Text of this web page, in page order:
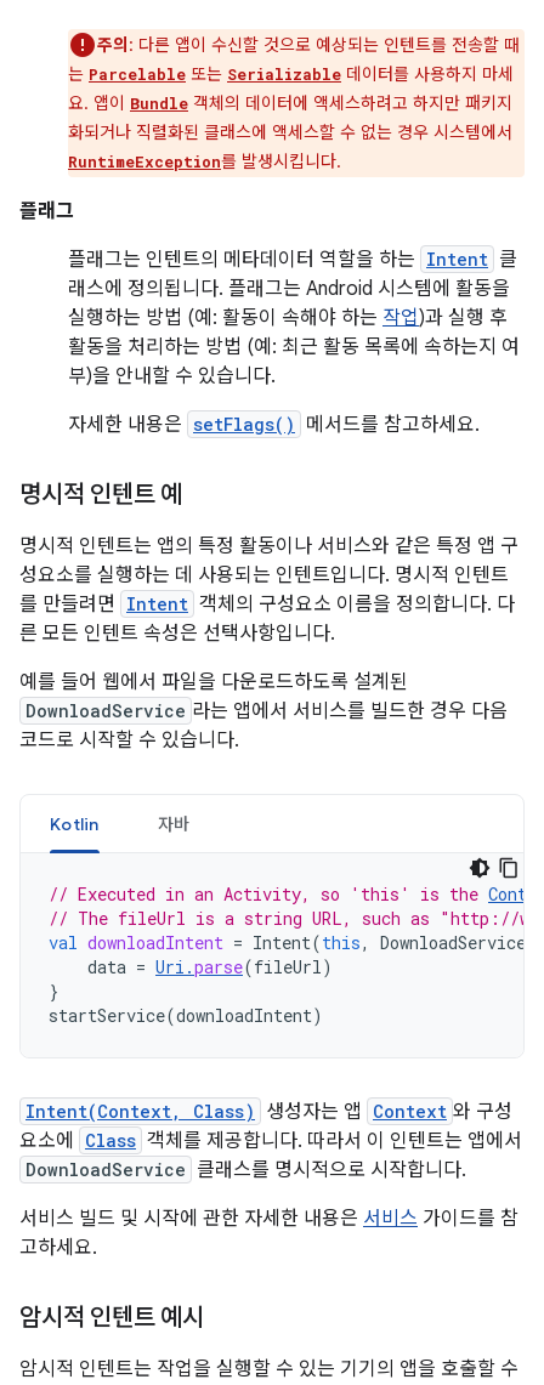
주의 : 다른 앱이 수신할 것으로 예상되는 인텐트를 전송할 때
는 Parcelable 또는 Serializable 데이터를 사용하지 마세
요. 앱이 Bundle 객체의 데이터에 액세스하려고 하지만 패키지
화되거나 직렬화된 클래스에 액세스할 수 없는 경우 시스템에서
RuntimeException를 발생시킵니다.
플래그
플래그는 인텐트의 메타데이터 역할을 하는 Intent 클
래스에 정의됩니다. 플래그는 Android 시스템에 활동을
실행하는 방법 (예: 활동이 속해야 하는 작업)과 실행 후
활동을 처리하는 방법 (예: 최근 활동 목록에 속하는지 여
부)을 안내할 수 있습니다.
자세한 내용은 setFlags() 메서드를 참고하세요.
명시적 인텐트 예
명시적 인텐트는 앱의 특정 활동이나 서비스와 같은 특정 앱 구
성요소를 실행하는 데 사용되는 인텐트입니다. 명시적 인텐트
를 만들려면
Intent 객체의 구성요소 이름을 정의합니다. 다
른 모든 인텐트 속성은 선택사항입니다.
예를 들어 웹에서 파일을 다운로드하도록 설계된
DownloadService 라는 앱에서 서비스를 빌드한 경우 다음
코드로 시작할 수 있습니다.
Kotlin 자바
// Executed in an Activity, so 'this' is the
// The fileUrl is a string URL, such as "http://
val downloadIntent = Intent(this, DownloadService
data = Uri .parse(fileUrl)
}
startService(downloadIntent)
Intent(Context, Class) 생성자는 앱 Context 와 구성
요소에
Class 객체를 제공합니다. 따라서 이 인텐트는 앱에서
DownloadService 클래스를 명시적으로 시작합니다.
서비스 빌드 및 시작에 관한 자세한 내용은 서비스 가이드를 참
고하세요.
암시적 인텐트 예시
암시적 인텐트는 작업을 실행할 수 있는 기기의 앱을 호출할 수